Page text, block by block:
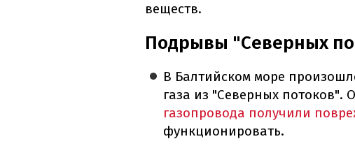
веществ.
Подрывы "Северных
В Балтийском море
газа из "Северных потоков".
газопровода получили
функционировать.